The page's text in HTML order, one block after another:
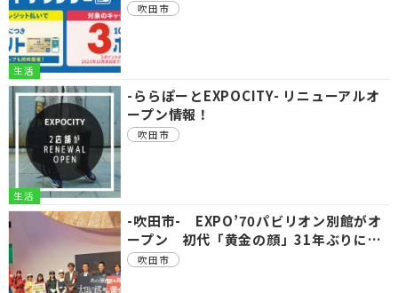
生活
吹田市
生活
-ららぽーとEXPOCITY- リニューアルオ
ープン情報！
吹田市
-吹田市- EXPO’70パビリオン別館がオ
ープン 初代「黄金の顔」31年ぶりに…
吹田市